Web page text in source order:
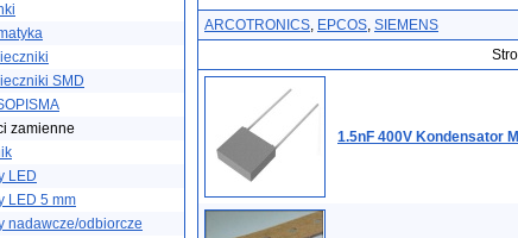
SMD
zamienne
LED
LED 5 mm
nadawcze/odbiorcze
ARCOTRONICS, EPCOS, SIEMENS
1.5nF 400V Kondensator